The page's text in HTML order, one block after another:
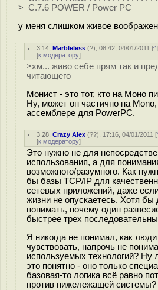
> C.7.6 POWER / Power PC
у меня слишком живое
3.14 ,Marbleless (?), 08:42, 04/01/2011 [^
[к модератору]
>хм... живо себе прям так и
читающего
Монист - это тот, кто на Моно
Ну, может он частично на
ассемблере для PowerPC.
3.28 ,Crazy Alex (??), 17:16, 04/01/2011 [
[к модератору]
Это нужно не для
использования, а для
возможного/разумного. Как
бы базы TCP/IP для
сетевых приложений, даже
жизни не опускаетесь. Хотя бы
понимать, почему один
быстрее трех
Я никогда не понимал, как
чувствовать, напрочь не
используемых технологий? Ну
это понятно - оно только
базовая-то логика всё равно
против нижележащей системы?